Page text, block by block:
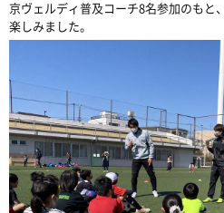
京ヴェルディ普及コーチ8名参加のもと
楽しみました。